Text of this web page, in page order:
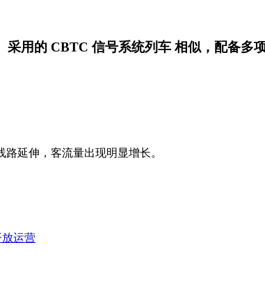
采用的 CBTC 信号系统列车 相似，配备多
路延伸，客流量出现明显增长。
放运营